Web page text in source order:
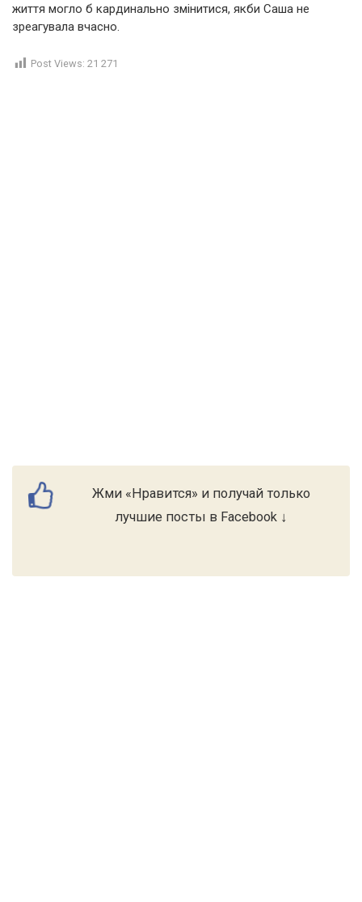
життя могло б кардинально змінитися, якби Саша не
зреагувала вчасно.
Post Views: 21 271
Жми «Нравится» и получай только
лучшие посты в Facebook ↓